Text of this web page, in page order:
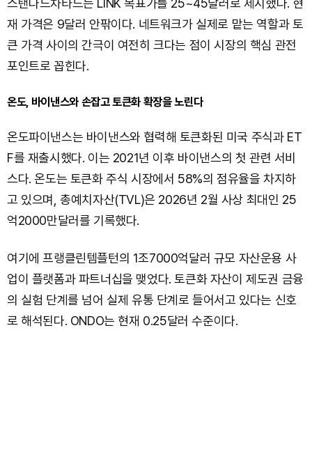
스탠다드차타드는 LINK 목표가를 25~45달러로 제시했다. 현
재 가격은 9달러 안팎이다. 네트워크가 실제로 맡는 역할과 토
큰 가격 사이의 간극이 여전히 크다는 점이 시장의 핵심 관전
포인트로 꼽힌다.
온도, 바이낸스와 손잡고 토큰화 확장을 노린다
온도파이낸스는 바이낸스와 협력해 토큰화된 미국 주식과 ET
F를 재출시했다. 이는 2021년 이후 바이낸스의 첫 관련 서비
스다. 온도는 토큰화 주식 시장에서 58%의 점유율을 차지하
고 있으며, 총예치자산(TVL)은 2026년 2월 사상 최대인 25
억2000만달러를 기록했다.
여기에 프랭클린템플턴의 1조7000억달러 규모 자산운용 사
업이 플랫폼과 파트너십을 맺었다. 토큰화 자산이 제도권 금융
의 실험 단계를 넘어 실제 유통 단계로 들어서고 있다는 신호
로 해석된다. ONDO는 현재 0.25달러 수준이다.